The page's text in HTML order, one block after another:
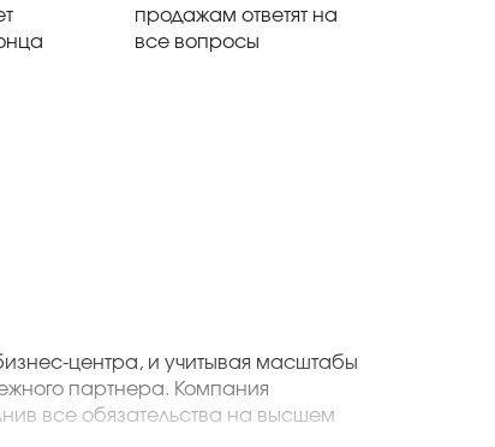
продажам ответят на
все вопросы
центра, и учитывая масштабы
партнера. Компания
все обязательства на высшем